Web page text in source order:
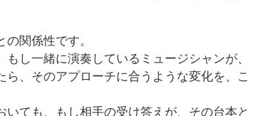
関係性です。
し一緒に演奏しているミュージシャンが、
、そのアプローチに合うような変化を、こ
ても、もし相手の受け答えが、その台本と